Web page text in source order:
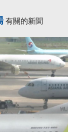
有關的新聞